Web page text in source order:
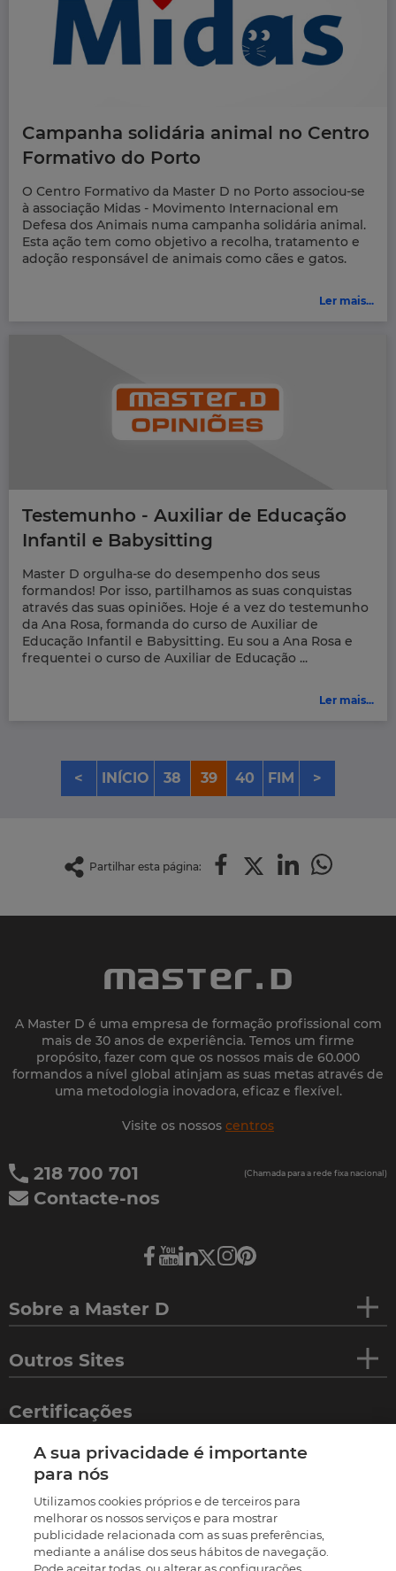
Campanha solidária animal no Centro
Formativo do Porto
O Centro Formativo da Master D no Porto associou-se
à associação Midas - Movimento Internacional em
Defesa dos Animais numa campanha solidária animal.
Esta ação tem como objetivo a recolha, tratamento e
adoção responsável de animais como cães e gatos.
Ler mais...
Testemunho - Auxiliar de Educação
Infantil e Babysitting
Master D orgulha-se do desempenho dos seus
formandos! Por isso, partilhamos as suas conquistas
através das suas opiniões. Hoje é a vez do testemunho
da Ana Rosa, formanda do curso de Auxiliar de
Educação Infantil e Babysitting. Eu sou a Ana Rosa e
frequentei o curso de Auxiliar de Educação ...
Ler mais...
< INÍCIO 38 39 40 FIM >
Partilhar esta página:
A Master D é uma empresa de formação profissional com
mais de 30 anos de experiência. Temos um firme
propósito, fazer com que os nossos mais de 60.000
formandos a nível global atinjam as suas metas através de
uma metodologia inovadora, eficaz e flexível.
Visite os nossos centros
218 700 701 (Chamada para a rede fixa nacional)
Contacte-nos
Sobre a Master D
Outros Sites
Certificações
A sua privacidade é importante
para nós
Utilizamos cookies próprios e de terceiros para
melhorar os nossos serviços e para mostrar
publicidade relacionada com as suas preferências,
mediante a análise dos seus hábitos de navegação.